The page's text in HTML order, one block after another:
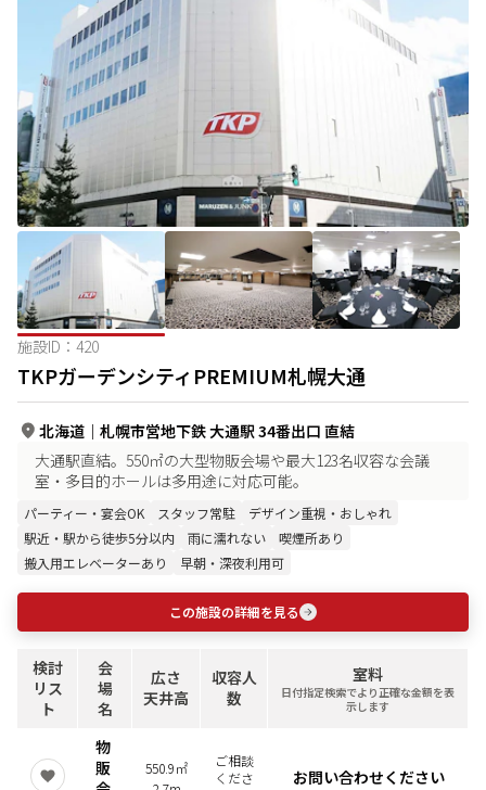
施設ID： 420
TKPガーデンシティPREMIUM札幌大通
北海道 ｜ 札幌市営地下鉄 大通駅 34番出口 直結
大通駅直結。550㎡の大型物販会場や最大123名収容な会議
室・多目的ホールは多用途に対応可能。
パーティー・宴会OK スタッフ常駐
デザイン重視・おしゃれ
駅近・駅から徒歩5分以内
雨に濡れない
喫煙所あり
搬入用エレベーターあり
早朝・深夜利用可
この施設の詳細を見る
検討
リス
ト
会
場
名
広さ
天井高
収容人
数
室料
日付指定検索でより正確な金額を表
示します
物
販
550.9㎡
ご相談
くださ
お問い合わせください